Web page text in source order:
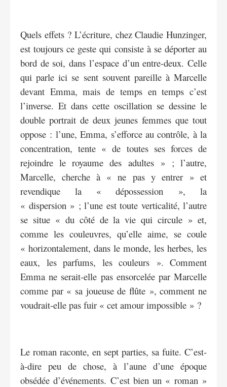
Quels effets ? L’écriture, chez Claudie Hunzinger,
est toujours ce geste qui consiste à se déporter au
bord de soi, dans l’espace d’un entre-deux. Celle
qui parle ici se sent souvent pareille à Marcelle
devant Emma, mais de temps en temps c’est
l’inverse. Et dans cette oscillation se dessine le
double portrait de deux jeunes femmes que tout
oppose : l’une, Emma, s’efforce au contrôle, à la
concentration, tente « de toutes ses forces de
rejoindre le royaume des adultes » ; l’autre,
Marcelle, cherche à « ne pas y entrer » et
revendique la « dépossession », la
« dispersion » ; l’une est toute verticalité, l’autre
se situe « du côté de la vie qui circule » et,
comme les couleuvres, qu’elle aime, se coule
« horizontalement, dans le monde, les herbes, les
eaux, les parfums, les couleurs ». Comment
Emma ne serait-elle pas ensorcelée par Marcelle
comme par « sa joueuse de flûte », comment ne
voudrait-elle pas fuir « cet amour impossible » ?
Le roman raconte, en sept parties, sa fuite. C’est-
à-dire peu de chose, à l’aune d’une époque
obsédée d’événements. C’est bien un « roman »